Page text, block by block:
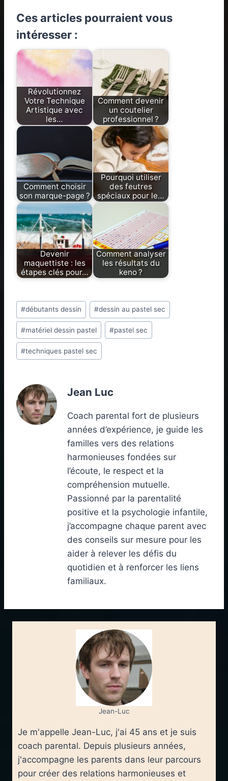
Ces articles pourraient vous
intéresser :
Révolutionnez
Votre Technique
Artistique avec
les…
Comment devenir
un coutelier
professionnel ?
Comment choisir
son marque-page ?
Pourquoi utiliser
des feutres
spéciaux pour le…
Devenir
maquettiste : les
étapes clés pour…
Comment analyser
les résultats du
keno ?
Étiquettes
de
la
publication :
#débutants dessin #dessin au pastel sec
#matériel dessin pastel #pastel sec
#techniques pastel sec
Jean Luc
Coach parental fort de plusieurs
années d’expérience, je guide les
familles vers des relations
harmonieuses fondées sur
l’écoute, le respect et la
compréhension mutuelle.
Passionné par la parentalité
positive et la psychologie infantile,
j’accompagne chaque parent avec
des conseils sur mesure pour les
aider à relever les défis du
quotidien et à renforcer les liens
familiaux.
Jean-Luc
Je m'appelle Jean-Luc, j'ai 45 ans et je suis
coach parental. Depuis plusieurs années,
j'accompagne les parents dans leur parcours
pour créer des relations harmonieuses et